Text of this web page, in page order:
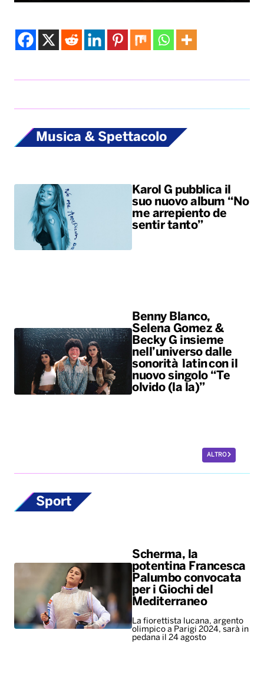
Musica & Spettacolo
Karol G pubblica il
suo nuovo album “No
me arrepiento de
sentir tanto”
Benny Blanco,
Selena Gomez &
Becky G insieme
nell’universo dalle
sonorità latin con il
nuovo singolo “Te
olvido (la la)”
ALTRO
Sport
Scherma, la
potentina Francesca
Palumbo convocata
per i Giochi del
Mediterraneo
La fiorettista lucana, argento
olimpico a Parigi 2024, sarà in
pedana il 24 agosto